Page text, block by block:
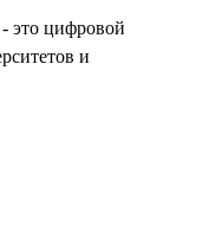
это цифровой
и